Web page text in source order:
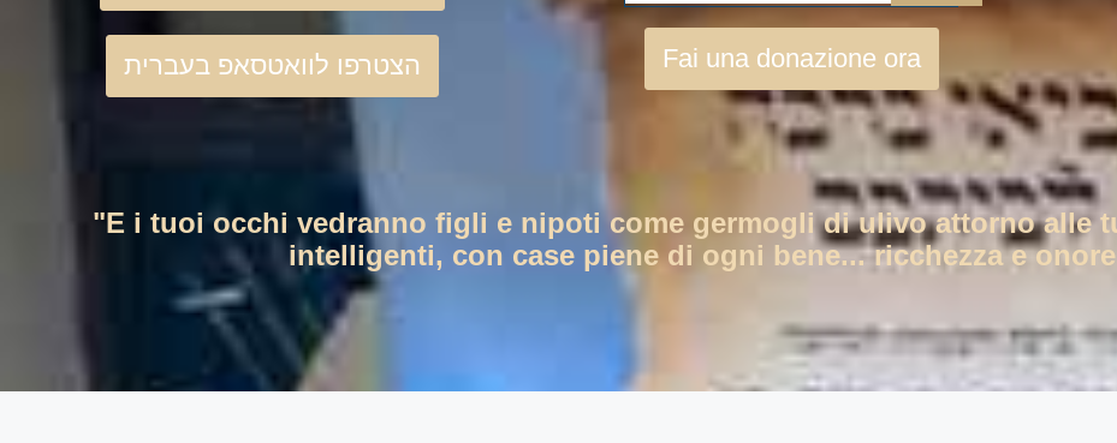
הצטרפו לוואטסאפ בעברית Fai una donazione ora
"E i tuoi occhi vedranno figli e nipoti come germogli di ulivo attorno alle
intelligenti, con case piene di ogni bene... ricchezza e